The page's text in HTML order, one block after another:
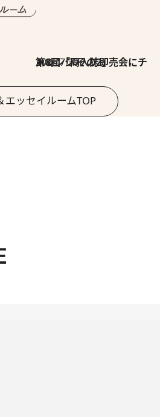
2026.7.30
第8回「同人誌即売会にチャレンジ その2」
エッセイルームTOP